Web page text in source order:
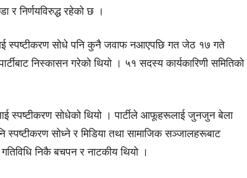
र निर्णयविरुद्ध रहेको छ ।
स्पष्टीकरण सोधे पनि कुनै जवाफ नआएपछि गत जेठ १७ गते
निस्कासन गरेको थियो । ५१ सदस्य कार्यकारिणी समितिको
स्पष्टीकरण सोधेको थियो । पार्टीले आफूहरूलाईजुनजुन बेला
स्पष्टीकरण सोध्ने र मिडिया तथा सामाजिक सञ्जालहरूबाट
निकै बचपन र नाटकीय थियो ।